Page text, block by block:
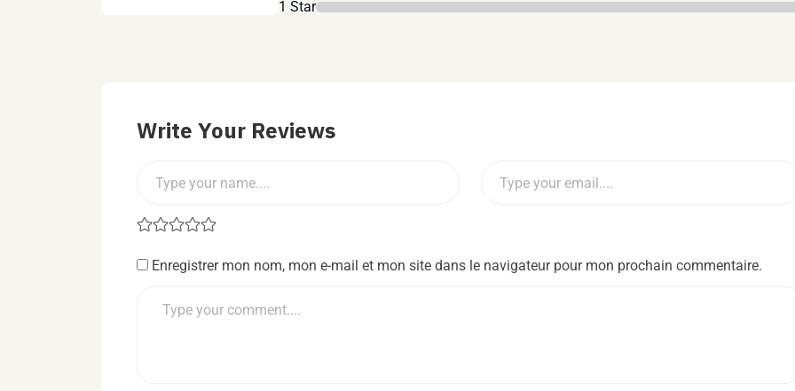
1 Star
Write Your Reviews
Enregistrer mon nom, mon e-mail et mon site dans le navigateur pour mon prochain commentaire.